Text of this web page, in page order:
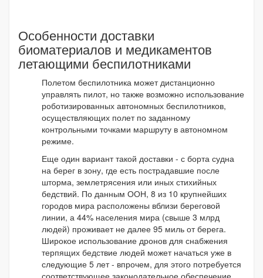
Особенности доставки
биоматериалов и медикаментов
летающими беспилотниками
Полетом беспилотника может дистанционно
управлять пилот, но также возможно использование
роботизированных автономных беспилотников,
осуществляющих полет по заданному
контрольными точками маршруту в автономном
режиме.
Еще один вариант такой доставки - с борта судна
на берег в зону, где есть пострадавшие после
шторма, землетрясения или иных стихийных
бедствий. По данным ООН, 8 из 10 крупнейших
городов мира расположены вблизи береговой
линии, а 44% населения мира (свыше 3 млрд
людей) проживает не далее 95 миль от берега.
Широкое использование дронов для снабжения
терпящих бедствие людей может начаться уже в
следующие 5 лет - впрочем, для этого потребуется